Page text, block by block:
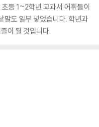
초등 1~2학년 교과서 어휘들이
말도 일부 넣었습니다. 학년과
이 될 것입니다.